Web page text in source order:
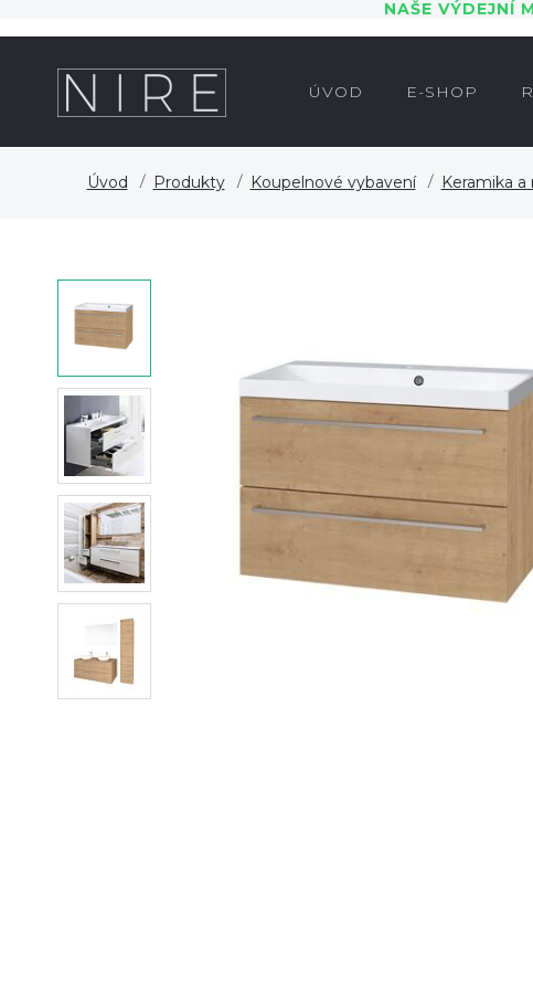
NAŠE VÝDEJNÍ
ÚVOD E-SHOP
Úvod Produkty Koupelnové vybavení Keramika